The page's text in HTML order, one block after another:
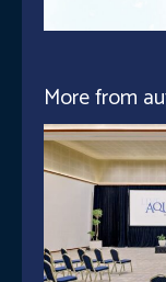
More from